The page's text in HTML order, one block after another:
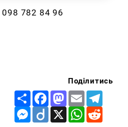
098 782 84 96
Поділитись
Share FacebookMastodon
Email
Messenger
Diigo X WhatsApp